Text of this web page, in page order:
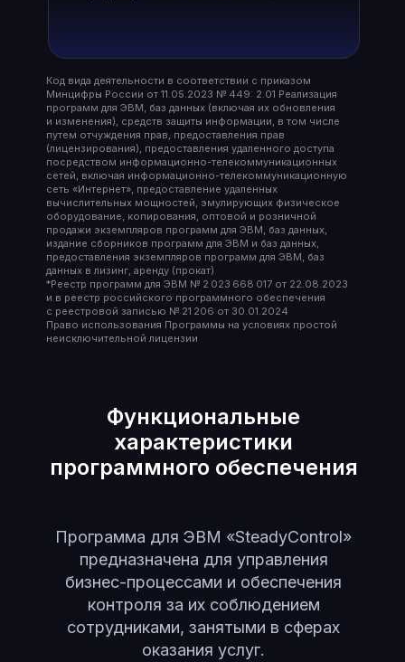
Код вида деятельности в соответствии с приказом
Минцифры России от 11.05.2023 № 449: 2.01 Реализация
программ для ЭВМ, баз данных (включая их обновления
и изменения), средств защиты информации, в том числе
путем отчуждения прав, предоставления прав
(лицензирования), предоставления удаленного доступа
посредством информационно-телекоммуникационных
сетей, включая информационно-телекоммуникационную
сеть «Интернет», предоставление удаленных
вычислительных мощностей, эмулирующих физическое
оборудование, копирования, оптовой и розничной
продажи экземпляров программ для ЭВМ, баз данных,
издание сборников программ для ЭВМ и баз данных,
предоставления экземпляров программ для ЭВМ, баз
данных в лизинг, аренду (прокат)
*Реестр программ для ЭВМ № 2 023 668 017 от 22.08.2023
и в реестр российского программного обеспечения
с реестровой записью № 21 206 от 30.01.2024
Право использования Программы на условиях простой
неисключительной лицензии
Программа для ЭВМ «SteadyControl»
предназначена для управления
бизнес-процессами и обеспечения
контроля за их соблюдением
сотрудниками, занятыми в сферах
оказания услуг.
Функциональные
характеристики
программного обеспечения